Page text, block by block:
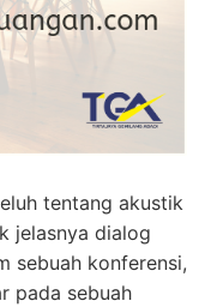
tentang akustik
jelasnya dialog
sebuah konferensi,
pada sebuah